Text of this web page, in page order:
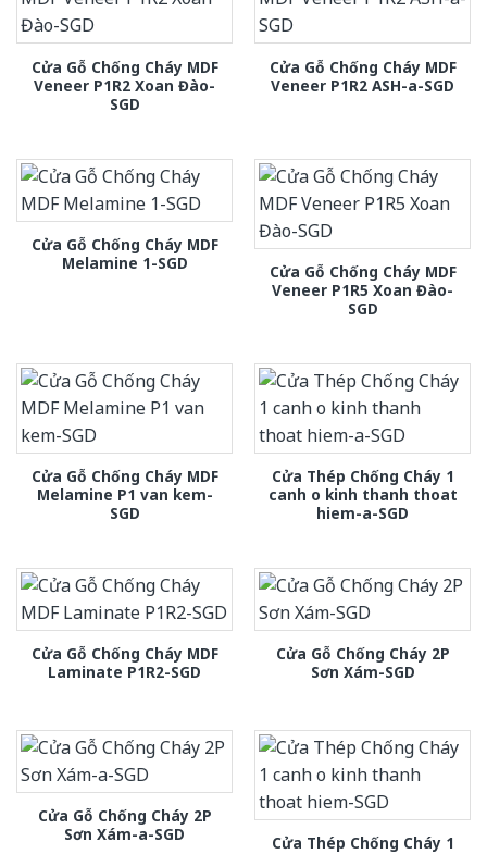
Cửa Gỗ Chống Cháy MDF
Veneer P1R2 Xoan Đào-
SGD
Cửa Gỗ Chống Cháy MDF
Veneer P1R2 ASH-a-SGD
Cửa Gỗ Chống Cháy MDF
Melamine 1-SGD
Cửa Gỗ Chống Cháy MDF
Veneer P1R5 Xoan Đào-
SGD
Cửa Gỗ Chống Cháy MDF
Melamine P1 van kem-
SGD
Cửa Thép Chống Cháy 1
canh o kinh thanh thoat
hiem-a-SGD
Cửa Gỗ Chống Cháy MDF
Laminate P1R2-SGD
Cửa Gỗ Chống Cháy 2P
Sơn Xám-SGD
Cửa Gỗ Chống Cháy 2P
Sơn Xám-a-SGD
Cửa Thép Chống Cháy 1